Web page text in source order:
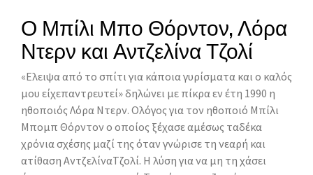
Ο Μπίλι Μπο Θόρντον, Λόρα
Ντερν και Αντζελίνα Τζολί
«Ελειψα από το σπίτι για κάποια γυρίσματα και ο καλός
μου είχεπαντρευτεί» δηλώνει με πίκρα εν έτη 1990 η
ηθοποιός Λόρα Ντερν. Ολόγος για τον ηθοποιό Μπίλι
Μπομπ Θόρντον ο οποίος ξέχασε αμέσως ταδέκα
χρόνια σχέσης μαζί της όταν γνώρισε τη νεαρή και
ατίθαση ΑντζελίναΤζολί. Η λύση για να μη τη χάσει